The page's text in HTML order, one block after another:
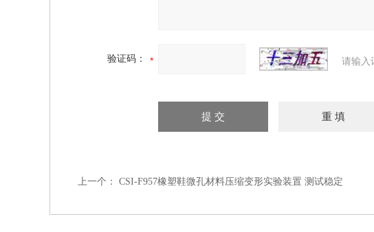
验证码： 请输入
上一个： CSI-F957橡塑鞋微孔材料压缩变形实验装置 测试稳定